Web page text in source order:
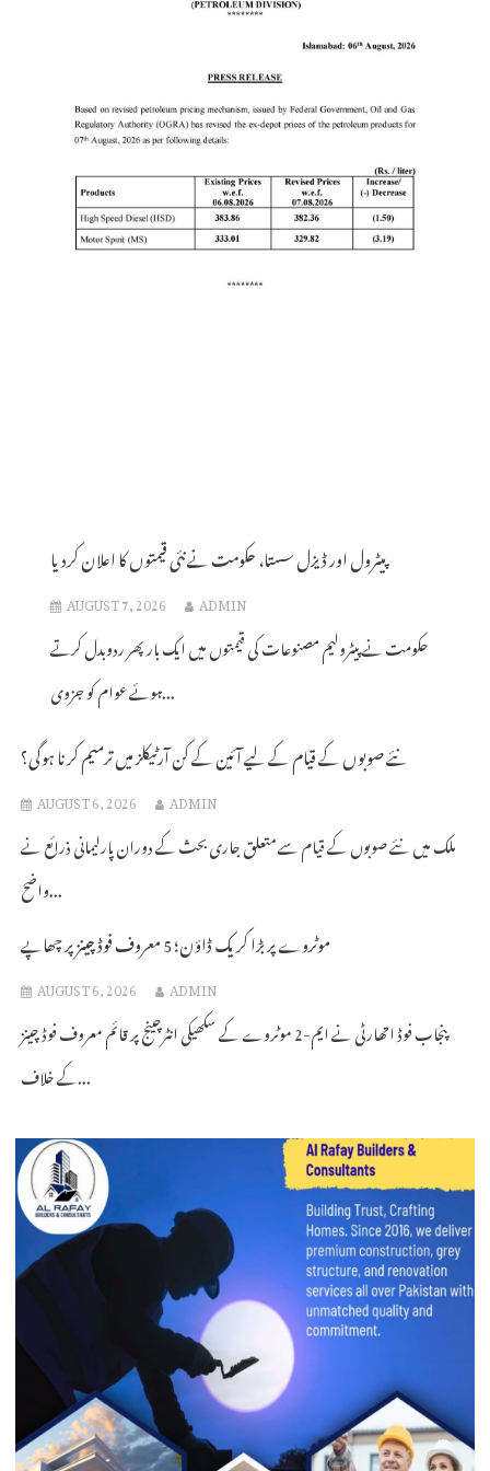
پیٹرول اور ڈیزل سستا، حکومت نے نئی قیمتوں کا اعلان کردیا
AUGUST 7, 2026 ADMIN
حکومت نے پیٹرولیم مصنوعات کی قیمتوں میں ایک بار پھر ردوبدل کرتے
ہوئے عوام کو جزوی...
نئے صوبوں کے قیام کے لیے آئین کے کن آرٹیکلز میں ترمیم کرنا ہوگی؟
AUGUST 6, 2026 ADMIN
ملک میں نئے صوبوں کے قیام سے متعلق جاری بحث کے دوران پارلیمانی ذرائع نے
واضح...
موٹروے پر بڑا کریک ڈاؤن؛ 5 معروف فوڈ چینز پر چھاپے
AUGUST 6, 2026 ADMIN
پنجاب فوڈ اتھارٹی نے ایم-2 موٹروے کے سکھیکی انٹرچینج پر قائم معروف فوڈ چینز
کے خلاف...